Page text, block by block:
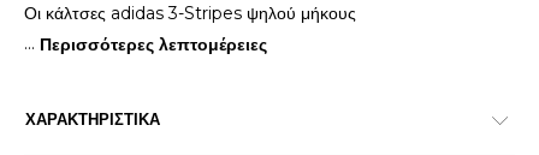
Οι κάλτσες adidas 3-Stripes ψηλού μήκους
... Περισσότερες λεπτομέρειες
ΧΑΡΑΚΤΗΡΙΣΤΙΚΑ